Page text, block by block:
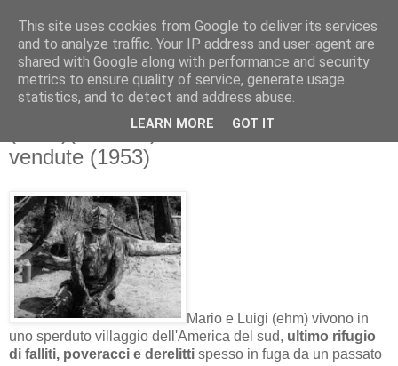
(MINI)(RETRO)RECE FILM: Vite
vendute (1953)
Mario e Luigi (ehm) vivono in
uno sperduto villaggio dell'America del sud, ultimo rifugio
di falliti, poveracci e derelitti spesso in fuga da un passato
This site uses cookies from Google to deliver its services
and to analyze traffic. Your IP address and user-agent are
shared with Google along with performance and security
metrics to ensure quality of service, generate usage
statistics, and to detect and address abuse.
LEARN MORE GOT IT